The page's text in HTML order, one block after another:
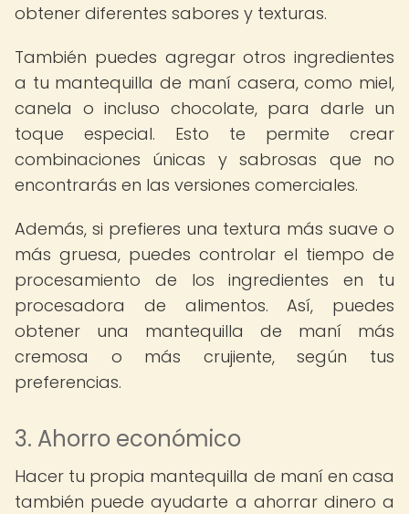
obtener diferentes sabores y texturas.
También puedes agregar otros ingredientes
a tu mantequilla de maní casera, como miel,
canela o incluso chocolate, para darle un
toque especial. Esto te permite crear
combinaciones únicas y sabrosas que no
encontrarás en las versiones comerciales.
Además, si prefieres una textura más suave o
más gruesa, puedes controlar el tiempo de
procesamiento de los ingredientes en tu
procesadora de alimentos. Así, puedes
obtener una mantequilla de maní más
cremosa o más crujiente, según tus
preferencias.
3. Ahorro económico
Hacer tu propia mantequilla de maní en casa
también puede ayudarte a ahorrar dinero a